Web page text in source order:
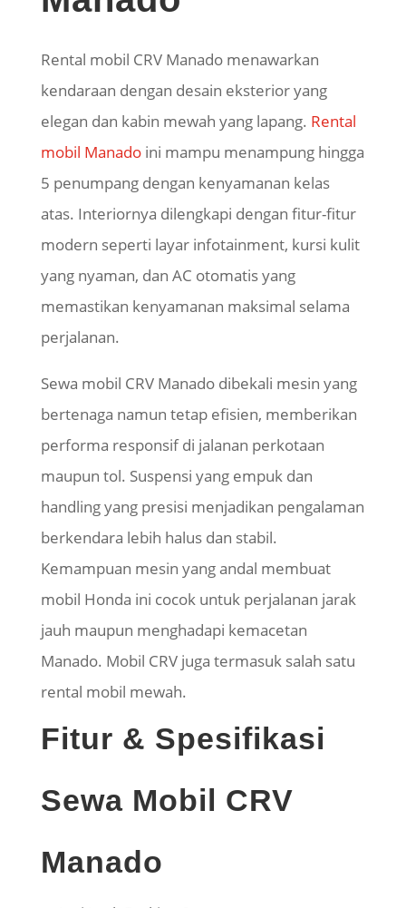
Rental mobil CRV Manado menawarkan
kendaraan dengan desain eksterior yang
elegan dan kabin mewah yang lapang. Rental
mobil Manadoini mampu menampung hingga
5 penumpang dengan kenyamanan kelas
atas. Interiornya dilengkapi dengan fitur-fitur
modern seperti layar infotainment, kursi kulit
yang nyaman, dan AC otomatis yang
memastikan kenyamanan maksimal selama
perjalanan.
Sewa mobil CRV Manado dibekali mesin yang
bertenaga namun tetap efisien, memberikan
performa responsif di jalanan perkotaan
maupun tol. Suspensi yang empuk dan
handling yang presisi menjadikan pengalaman
berkendara lebih halus dan stabil.
Kemampuan mesin yang andal membuat
mobil Honda ini cocok untuk perjalanan jarak
jauh maupun menghadapi kemacetan
Manado. Mobil CRV juga termasuk salah satu
rental mobil mewah.
Fitur & Spesifikasi
Sewa Mobil CRV
Manado